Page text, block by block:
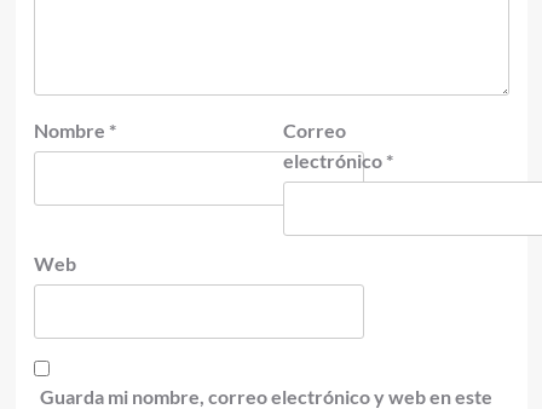
Nombre *
Correo
electrónico *
Web
Guarda mi nombre, correo electrónico y web en este